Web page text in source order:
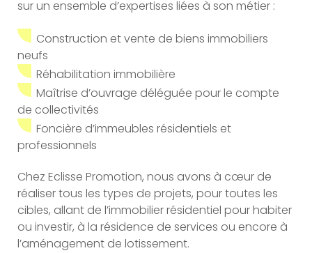
sur un ensemble d’expertises liées à son métier :
Construction et vente de biens immobiliers
neufs
Réhabilitation immobilière
Maîtrise d’ouvrage déléguée pour le compte
de collectivités
Foncière d’immeubles résidentiels et
professionnels
Chez Eclisse Promotion, nous avons à cœur de
réaliser tous les types de projets, pour toutes les
cibles, allant de l’immobilier résidentiel pour habiter
ou investir, à la résidence de services ou encore à
l’aménagement de lotissement.